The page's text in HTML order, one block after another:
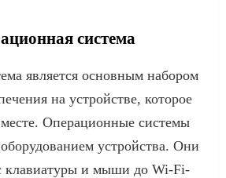
система
является основным набором
на устройстве, которое
Операционные системы
устройства. Они
клавиатуры и мыши до Wi-Fi-